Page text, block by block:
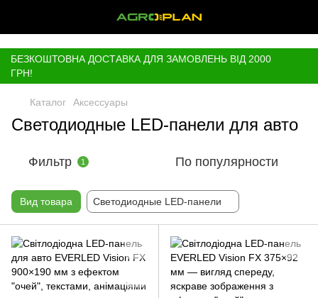
БЕЗКОШТОВНА ДОСТАВКА ДЛЯ ЗАМОВЛЕНЬ ВІД 2000
ГРН!
Каталог Аксессуары
Светодиодные LED-панели для авто
Фильтр 1 По популярности
Вид товара Светодиодные LED-панели